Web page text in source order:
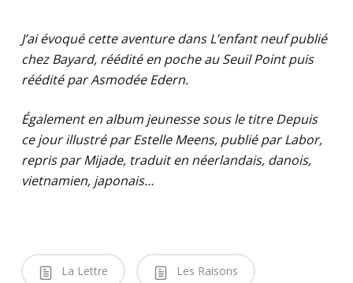
J’ai évoqué cette aventure dans L’enfant neuf publié
chez Bayard, réédité en poche au Seuil Point puis
réédité par Asmodée Edern.
Également en album jeunesse sous le titre Depuis
ce jour illustré par Estelle Meens, publié par Labor,
repris par Mijade, traduit en néerlandais, danois,
vietnamien, japonais…
La Lettre Les Raisons